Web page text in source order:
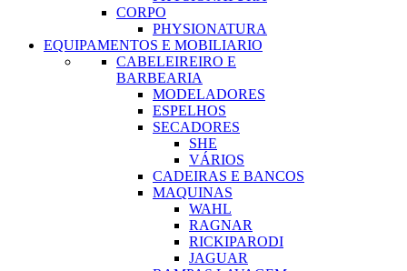
CORPO
PHYSIONATURA
EQUIPAMENTOS E MOBILIARIO
CABELEIREIRO E
BARBEARIA
MODELADORES
ESPELHOS
SECADORES
SHE
VÁRIOS
CADEIRAS E BANCOS
MAQUINAS
WAHL
RAGNAR
RICKIPARODI
JAGUAR